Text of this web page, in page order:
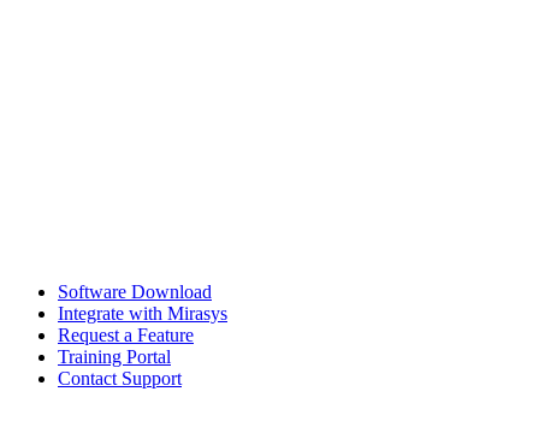
Software Download
Integrate with Mirasys
Request a Feature
Training Portal
Contact Support